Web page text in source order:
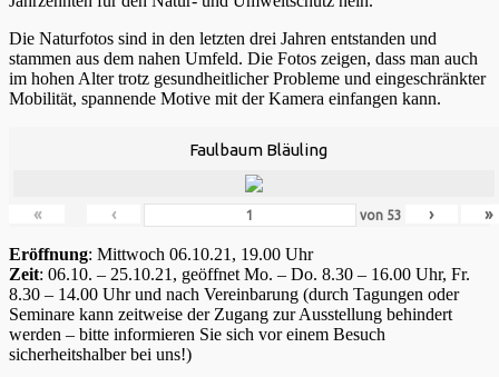
Die Naturfotos sind in den letzten drei Jahren entstanden und
stammen aus dem nahen Umfeld. Die Fotos zeigen, dass man auch
im hohen Alter trotz gesundheitlicher Probleme und eingeschränkter
Mobilität, spannende Motive mit der Kamera einfangen kann.
Faulbaum Bläuling
« ‹ von 53 › »
Eröffnung: Mittwoch 06.10.21, 19.00 Uhr
Zeit: 06.10. – 25.10.21, geöffnet Mo. – Do. 8.30 – 16.00 Uhr, Fr.
8.30 – 14.00 Uhr und nach Vereinbarung (durch Tagungen oder
Seminare kann zeitweise der Zugang zur Ausstellung behindert
werden – bitte informieren Sie sich vor einem Besuch
sicherheitshalber bei uns!)